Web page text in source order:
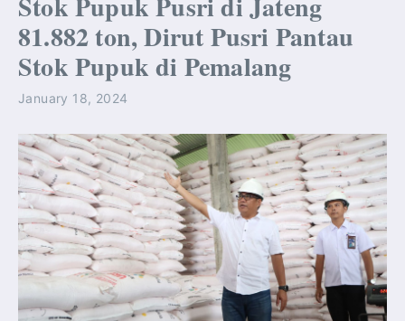
81.882 ton, Dirut Pusri Pantau
Stok Pupuk di Pemalang
January 18, 2024